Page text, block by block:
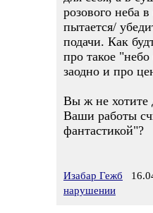
розового неба
пытается/
подачи. Как
про такое
заодно и про
Вы ж не хотите
Ваши работы
фантастикой"?
Изабар Гежб
нарушении